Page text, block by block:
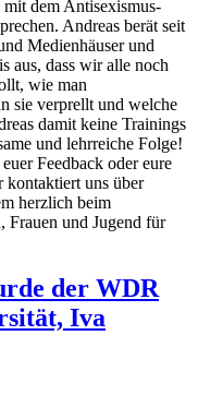
dem Antisexismus-
Andreas berät seit
Medienhäuser und
aus, dass wir alle noch
wie man
sie verprellt und welche
damit keine Trainings
und lehrreiche Folge!
Feedback oder eure
kontaktiert uns über
herzlich beim
Frauen und Jugend für
der WDR
Iva